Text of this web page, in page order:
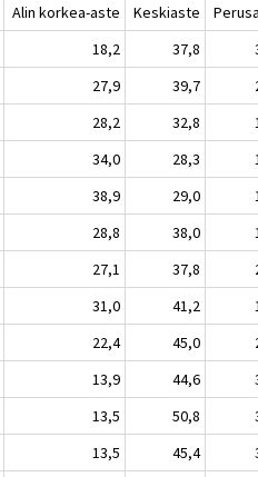
Alin korkea-aste Keskiaste
18,2 37,8
27,9 39,7
28,2 32,8
34,0 28,3
38,9 29,0
28,8 38,0
27,1 37,8
31,0 41,2
22,4 45,0
13,9 44,6
13,5 50,8
13,5 45,4